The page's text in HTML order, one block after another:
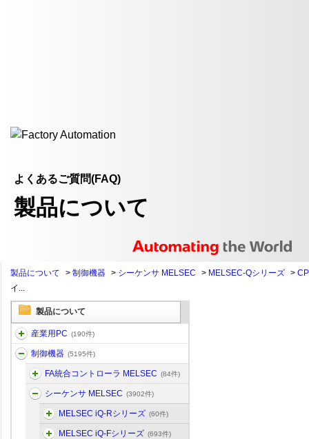
よくあるご質問(FAQ)
製品について
製品について > 制御機器 > シーケンサ MELSEC > MELSEC-Qシリーズ >
イ...
製品について
産業用PC (190件)
制御機器 (5195件)
FA統合コントローラ MELSEC (84件)
シーケンサ MELSEC (3902件)
MELSEC iQ-Rシリーズ (60件)
MELSEC iQ-Fシリーズ (693件)